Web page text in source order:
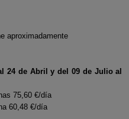
aproximadamente
24 de Abril y del 09 de Julio al
75,60 €/día
60,48 €/día